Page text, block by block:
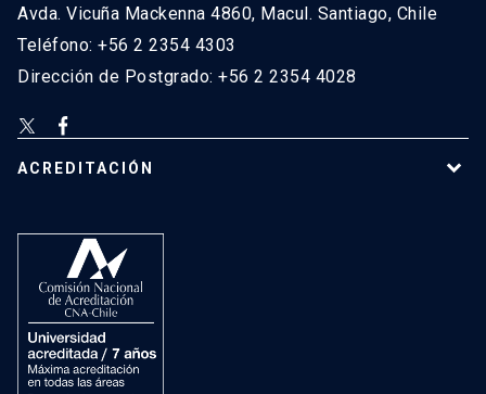
Avda. Vicuña Mackenna 4860, Macul. Santiago, Chile
Teléfono: +56 2 2354 4303
Dirección de Postgrado: +56 2 2354 4028
ACREDITACIÓN